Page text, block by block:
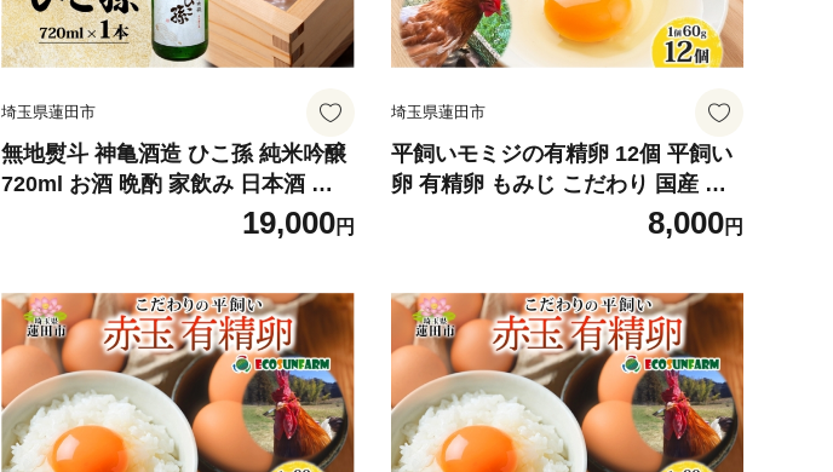
埼玉県蓮田市
無地熨斗 神亀酒造 ひこ孫 純米吟醸
720ml お酒 晩酌 家飲み 日本酒 お
燗 食事と一緒に楽しめる 純米吟醸
酒 熟成 熱燗 ぬる燗 常温 16.5度 辛
酒 阿波 山田錦 100% 使用 贈り物
送料無料 埼玉県 蓮田市
19,000円
埼玉県蓮田市
平飼いモミジの有精卵 12個 平飼い
卵 有精卵 もみじ こだわり 国産 鶏
卵 赤玉 発酵飼料 濃厚 たまご かけ
ご飯 スイーツ お取り寄せ 産地直送
市
8,000円